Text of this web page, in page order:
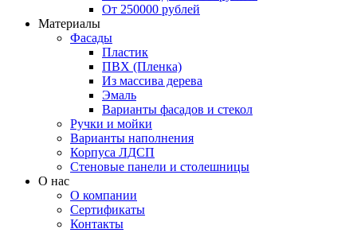
От 250000 рублей
Материалы
Фасады
Пластик
ПВХ (Пленка)
Из массива дерева
Эмаль
Варианты фасадов и стекол
Ручки и мойки
Варианты наполнения
Корпуса ЛДСП
Стеновые панели и столешницы
О нас
О компании
Сертификаты
Контакты